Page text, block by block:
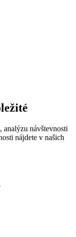
analýzu návštevnosti
nájdete v našich